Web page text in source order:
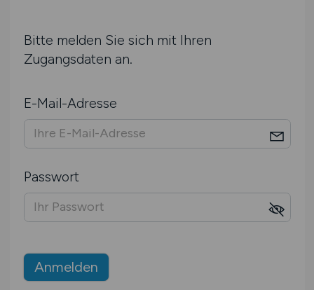
Bitte melden Sie sich mit Ihren
Zugangsdaten an.
E-Mail-Adresse
Passwort
Anmelden